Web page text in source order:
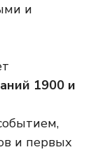
и
1900 и
и первых